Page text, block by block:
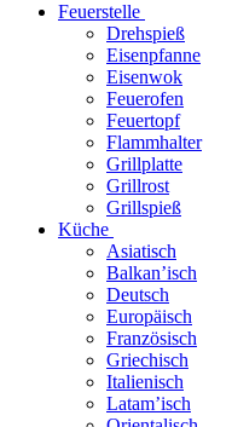
Feuerstelle
Drehspieß
Eisenpfanne
Eisenwok
Feuerofen
Feuertopf
Flammhalter
Grillplatte
Grillrost
Grillspieß
Küche
Asiatisch
Balkan’isch
Deutsch
Europäisch
Französisch
Griechisch
Italienisch
Latam’isch